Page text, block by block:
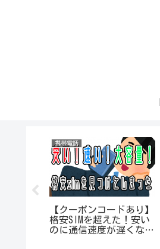
携帯電話
【クーポンコードあり】
格安SIMを超えた！安い
のに通信速度が遅くな